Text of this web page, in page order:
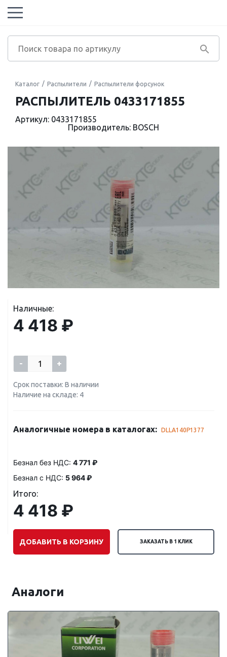
Каталог Распылители Распылители форсунок
РАСПЫЛИТЕЛЬ 0433171855
Артикул: 0433171855
Производитель: BOSCH
Наличные:
4 418 ₽
- +
Срок поставки: В наличии
Наличие на складе: 4
Аналогичные номера в каталогах: DLLA140P1377
Безнал без НДС: 4 771 ₽
Безнал с НДС: 5 964 ₽
Итого:
4 418 ₽
ДОБАВИТЬ В КОРЗИНУ ЗАКАЗАТЬ В 1 КЛИК
Аналоги